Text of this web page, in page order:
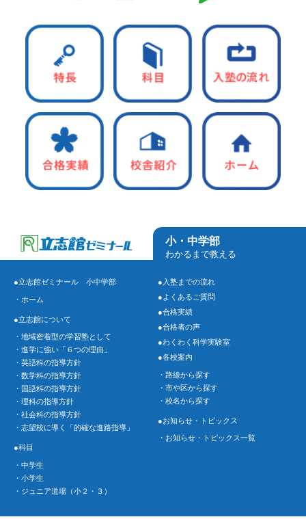
小・中学部
わかるまで教える
●立志館ゼミナール 小中学部
・ホーム
●立志館について
・地域密着型の学習塾として
・進学に強い「６つの理由」
・英語科の指導方針
・数学科の指導方針
・国語科の指導方針
・理科の指導方針
・社会科の指導方針
・志望校に導く「的確な進路指導」
●科目
・中学生
・小学生
・ジュニア道場（小２・３）
●入塾までの流れ
●よくあるご質問
●合格実績
●合格者の声
●わくわく科学実験室
●各校案内
・路線から探す
・市や区から探す
・校名から探す
●お知らせ・トピックス
・お知らせ・トピックス一覧